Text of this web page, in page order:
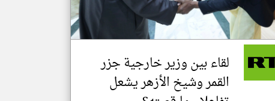
لقاء بين وزير خارجية جزر
القمر وشيخ الأزهر يشعل